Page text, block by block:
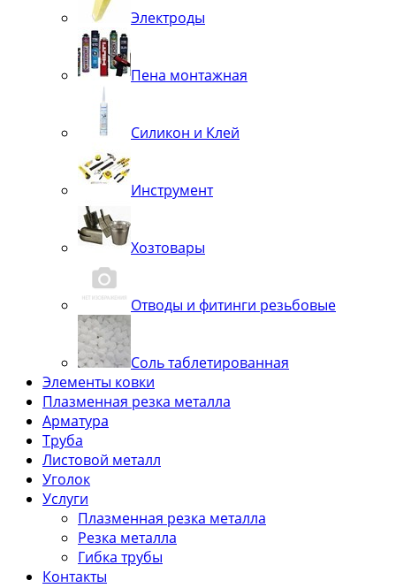
Электроды
Пена монтажная
Силикон и Клей
Инструмент
Хозтовары
Отводы и фитинги резьбовые
Соль таблетированная
Элементы ковки
Плазменная резка металла
Арматура
Труба
Листовой металл
Уголок
Услуги
Плазменная резка металла
Резка металла
Гибка трубы
Контакты